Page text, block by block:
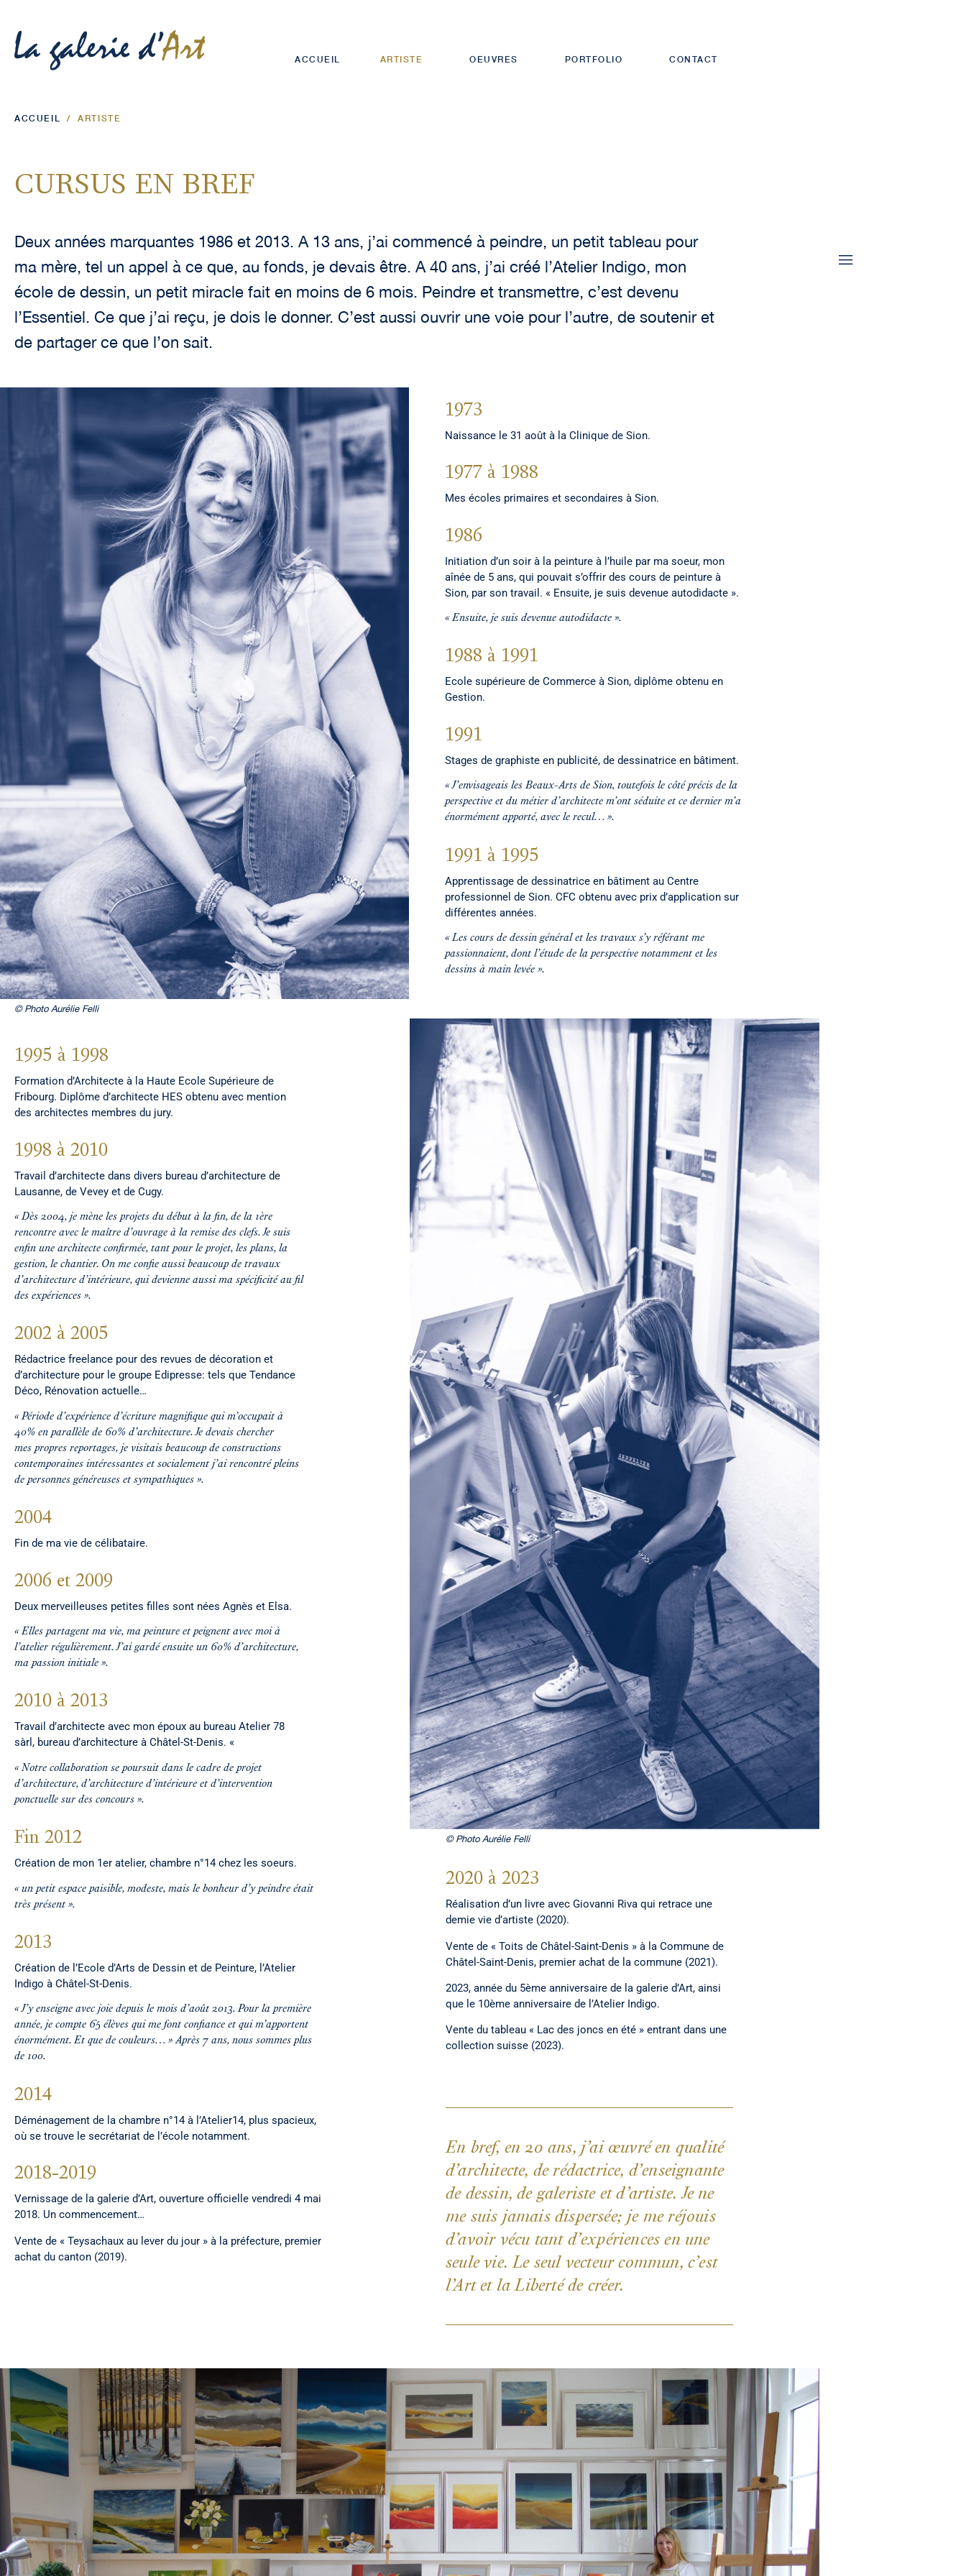
ACCUEIL ARTISTE OEUVRES PORTFOLIO CONTACT
ACCUEIL /ARTISTE
CURSUS EN BREF
Deux années marquantes 1986 et 2013. A 13 ans, j’ai commencé à peindre, un petit tableau pour
ma mère, tel un appel à ce que, au fonds, je devais être. A 40 ans, j’ai créé l’Atelier Indigo, mon
école de dessin, un petit miracle fait en moins de 6 mois. Peindre et transmettre, c’est devenu
l’Essentiel. Ce que j’ai reçu, je dois le donner. C’est aussi ouvrir une voie pour l’autre, de soutenir et
de partager ce que l’on sait.
1973
Naissance le 31 août à la Clinique de Sion.
1977 à 1988
Mes écoles primaires et secondaires à Sion.
1986
Initiation d’un soir à la peinture à l’huile par ma soeur, mon
aînée de 5 ans, qui pouvait s’offrir des cours de peinture à
Sion, par son travail. « Ensuite, je suis devenue autodidacte ».
« Ensuite, je suis devenue autodidacte ».
1988 à 1991
Ecole supérieure de Commerce à Sion, diplôme obtenu en
Gestion.
1991
Stages de graphiste en publicité, de dessinatrice en bâtiment.
« J’envisageais les Beaux-Arts de Sion, toutefois le côté précis de la
perspective et du métier d’architecte m’ont séduite et ce dernier m’a
énormément apporté, avec le recul… ».
1991 à 1995
Apprentissage de dessinatrice en bâtiment au Centre
professionnel de Sion. CFC obtenu avec prix d’application sur
différentes années.
« Les cours de dessin général et les travaux s’y référant me
passionnaient, dont l’étude de la perspective notamment et les
dessins à main levée ».
© Photo Aurélie Felli
1995 à 1998
Formation d’Architecte à la Haute Ecole Supérieure de
Fribourg. Diplôme d’architecte HES obtenu avec mention
des architectes membres du jury.
1998 à 2010
Travail d’architecte dans divers bureau d’architecture de
Lausanne, de Vevey et de Cugy.
« Dès 2004, je mène les projets du début à la ﬁn, de la 1ère
rencontre avec le maître d’ouvrage à la remise des clefs. Je suis
enﬁn une architecte conﬁrmée, tant pour le projet, les plans, la
gestion, le chantier. On me conﬁe aussi beaucoup de travaux
d’architecture d’intérieure, qui devienne aussi ma spéciﬁcité au fil
des expériences ».
2002 à 2005
Rédactrice freelance pour des revues de décoration et
d’architecture pour le groupe Edipresse: tels que Tendance
Déco, Rénovation actuelle…
« Période d’expérience d’écriture magnifique qui m’occupait à
40% en parallèle de 60% d’architecture. Je devais chercher
mes propres reportages, je visitais beaucoup de constructions
contemporaines intéressantes et socialement j’ai rencontré pleins
de personnes généreuses et sympathiques ».
2004
Fin de ma vie de célibataire.
2006 et 2009
Deux merveilleuses petites filles sont nées Agnès et Elsa.
« Elles partagent ma vie, ma peinture et peignent avec moi à
l’atelier régulièrement. J’ai gardé ensuite un 60% d’architecture,
ma passion initiale ».
2010 à 2013
Travail d’architecte avec mon époux au bureau Atelier 78
sàrl, bureau d’architecture à Châtel-St-Denis. «
« Notre collaboration se poursuit dans le cadre de projet
d’architecture, d’architecture d’intérieure et d’intervention
ponctuelle sur des concours ».
Fin 2012
Création de mon 1er atelier, chambre n°14 chez les soeurs.
« un petit espace paisible, modeste, mais le bonheur d’y peindre était
très présent ».
2013
Création de l’Ecole d’Arts de Dessin et de Peinture, l’Atelier
Indigo à Châtel-St-Denis.
« J’y enseigne avec joie depuis le mois d’août 2013. Pour la première
année, je compte 65 élèves qui me font confiance et qui m’apportent
énormément. Et que de couleurs… » Après 7 ans, nous sommes plus
de 100.
2014
Déménagement de la chambre n°14 à l’Atelier14, plus spacieux,
où se trouve le secrétariat de l’école notamment.
2018-2019
Vernissage de la galerie d’Art, ouverture officielle vendredi 4 mai
2018. Un commencement…
Vente de « Teysachaux au lever du jour » à la préfecture, premier
achat du canton (2019).
© Photo Aurélie Felli
2020 à 2023
Réalisation d’un livre avec Giovanni Riva qui retrace une
demie vie d’artiste (2020).
Vente de « Toits de Châtel-Saint-Denis » à la Commune de
Châtel-Saint-Denis, premier achat de la commune (2021).
2023, année du 5ème anniversaire de la galerie d’Art, ainsi
que le 10ème anniversaire de l’Atelier Indigo.
Vente du tableau « Lac des joncs en été » entrant dans une
collection suisse (2023).
En bref, en 20 ans, j’ai œuvré en qualité
d’architecte, de rédactrice, d’enseignante
de dessin, de galeriste et d’artiste. Je ne
me suis jamais dispersée; je me réjouis
d’avoir vécu tant d’expériences en une
seule vie. Le seul vecteur commun, c’est
l’Art et la Liberté de créer.